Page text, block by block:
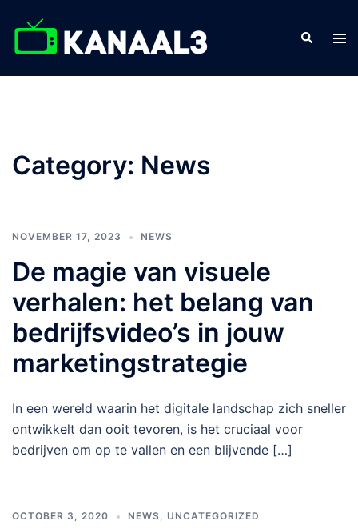
content
Search
Category: News
NOVEMBER 17, 2023 NEWS
De magie van visuele
verhalen: het belang van
bedrijfsvideo’s in jouw
marketingstrategie
In een wereld waarin het digitale landschap zich sneller
ontwikkelt dan ooit tevoren, is het cruciaal voor
bedrijven om op te vallen en een blijvende […]
OCTOBER 3, 2020 NEWS, UNCATEGORIZED